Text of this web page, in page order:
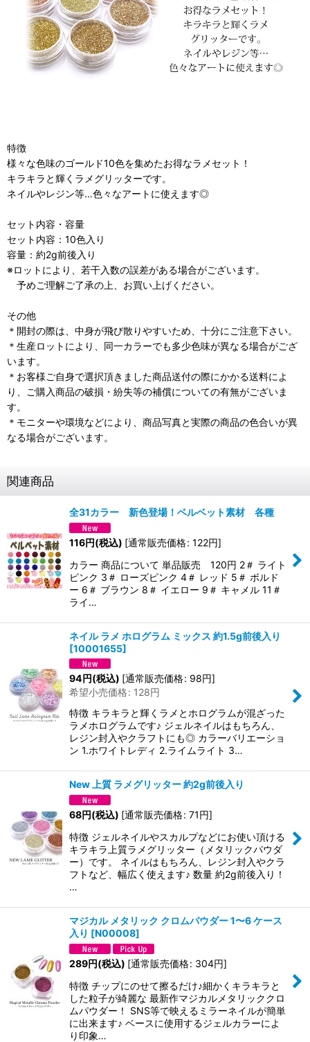
特徴
様々な色味のゴールド10色を集めたお得なラメセット！
キラキラと輝くラメグリッターです。
ネイルやレジン等…色々なアートに使えます◎
セット内容・容量
セット内容：10色入り
容量：約2g前後入り
※ロットにより、若干入数の誤差がある場合がございます。
予めご理解ご了承の上、お買い上げください。
その他
＊開封の際は、中身が飛び散りやすいため、十分にご注意下さい。
＊生産ロットにより、同一カラーでも多少色味が異なる場合がござ
います。
＊お客様ご自身で選択頂きました商品送付の際にかかる送料によ
り、ご購入商品の破損・紛失等の補償についての有無がございま
す。
＊モニターや環境などにより、商品写真と実際の商品の色合いが異
なる場合がございます。
関連商品
全31カラー 新色登場！ベルベット素材 各種
116円(税込) [通常販売価格: 122円]
カラー 商品について 単品販売 120円 2＃ ライト
ピンク 3＃ ローズピンク 4＃ レッド 5＃ ボルド
ー 6＃ ブラウン 8＃ イエロー 9＃ キャメル 11＃
ライ…
ネイル ラメ ホログラム ミックス 約1.5g前後入り
[10001655]
94円(税込) [通常販売価格: 98円]
希望小売価格: 128円
特徴 キラキラと輝くラメとホログラムが混ざった
ラメホログラムです♪ ジェルネイルはもちろん、
レジン封入やクラフトにも◎ カラーバリエーショ
ン 1.ホワイトレディ 2.ライムライト 3…
New 上質 ラメグリッター 約2g前後入り
68円(税込) [通常販売価格: 71円]
特徴 ジェルネイルやスカルプなどにお使い頂ける
キラキラ上質ラメグリッター（メタリックパウダ
ー）です。 ネイルはもちろん、レジン封入やクラ
フトなど、幅広く使えます♪ 数量 約2g前後入り！
…
マジカル メタリック クロムパウダー 1〜6 ケース
入り [N00008]
289円(税込) [通常販売価格: 304円]
特徴 チップにのせて擦るだけ♪細かくキラキラと
した粒子が綺麗な 最新作マジカルメタリッククロ
ムパウダー！ SNS等で映えるミラーネイルが簡単
に出来ます♪ ベースに使用するジェルカラーによ
り印象…